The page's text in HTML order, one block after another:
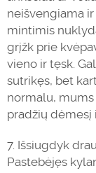
neišvengiama
mintimis
grįžk prie
vieno ir tęsk.
sutrikęs, bet
normalu, mums
pradžių dėmesį
7. Išsiugdyk
Pastebėjęs